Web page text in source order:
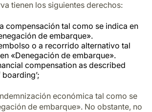
tienen los siguientes derechos:
compensación tal como se indica en
de embarque».
o a recorrido alternativo tal
«Denegación de embarque».
compensation as described
boarding’;
económica tal como se
de embarque». No obstante, no